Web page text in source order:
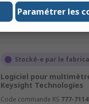
Référence fabricant
Stocké-e par le
Logiciel pour
Keysight Technologies
Code commande RS 777-7114
Paramétrer les